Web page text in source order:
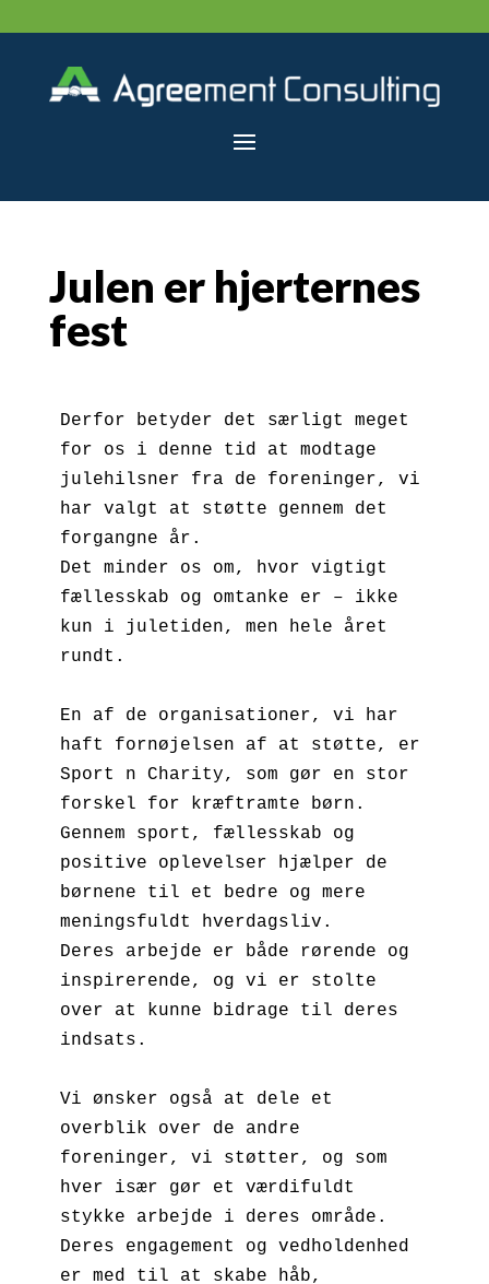
Julen er hjerternes
fest
Derfor betyder det særligt meget
for os i denne tid at modtage
julehilsner fra de foreninger, vi
har valgt at støtte gennem det
forgangne år.
Det minder os om, hvor vigtigt
fællesskab og omtanke er – ikke
kun i juletiden, men hele året
rundt.
En af de organisationer, vi har
haft fornøjelsen af at støtte, er
Sport n Charity, som gør en stor
forskel for kræftramte børn.
Gennem sport, fællesskab og
positive oplevelser hjælper de
børnene til et bedre og mere
meningsfuldt hverdagsliv.
Deres arbejde er både rørende og
inspirerende, og vi er stolte
over at kunne bidrage til deres
indsats.
Vi ønsker også at dele et
overblik over de andre
foreninger, vi støtter, og som
hver især gør et værdifuldt
stykke arbejde i deres område.
Deres engagement og vedholdenhed
er med til at skabe håb,